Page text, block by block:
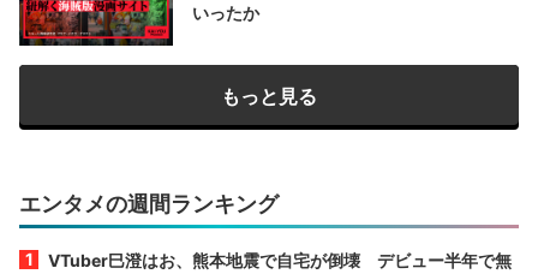
いったか
もっと見る
エンタメの週間ランキング
VTuber巳澄はお、熊本地震で自宅が倒壊 デビュー半年で無